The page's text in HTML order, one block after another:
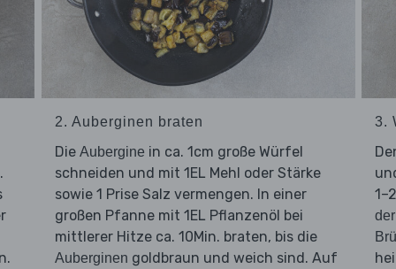
2. Auberginen braten
Die Aubergine in ca. 1cm große Würfel
schneiden und mit 1EL Mehl oder Stärke
sowie 1 Prise Salz vermengen. In einer
großen Pfanne mit 1EL Pflanzenöl bei
mittlerer Hitze ca. 10Min. braten, bis die
Auberginen goldbraun und weich sind. Auf
3.